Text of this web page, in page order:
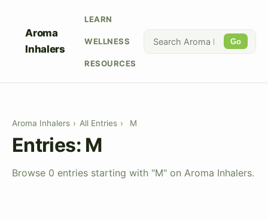
Aroma
Inhalers
LEARN
WELLNESS
RESOURCES
Go
Aroma Inhalers › All Entries › M
Entries: M
Browse 0 entries starting with "M" on Aroma Inhalers.